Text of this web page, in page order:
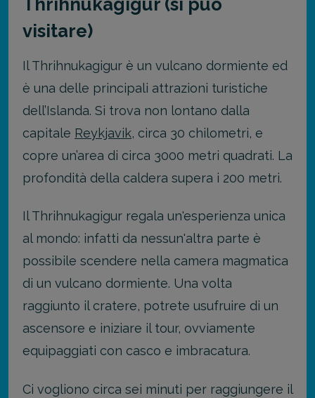
visitare)
Il Thrihnukagigur è un vulcano dormiente ed
è una delle principali attrazioni turistiche
dell’Islanda. Si trova non lontano dalla
capitale Reykjavik, circa 30 chilometri, e
copre un’area di circa 3000 metri quadrati. La
profondità della caldera supera i 200 metri.
Il Thrihnukagigur regala un'esperienza unica
al mondo: infatti da nessun'altra parte è
possibile scendere nella camera magmatica
di un vulcano dormiente. Una volta
raggiunto il cratere, potrete usufruire di un
ascensore e iniziare il tour, ovviamente
equipaggiati con casco e imbracatura.
Ci vogliono circa sei minuti per raggiungere il